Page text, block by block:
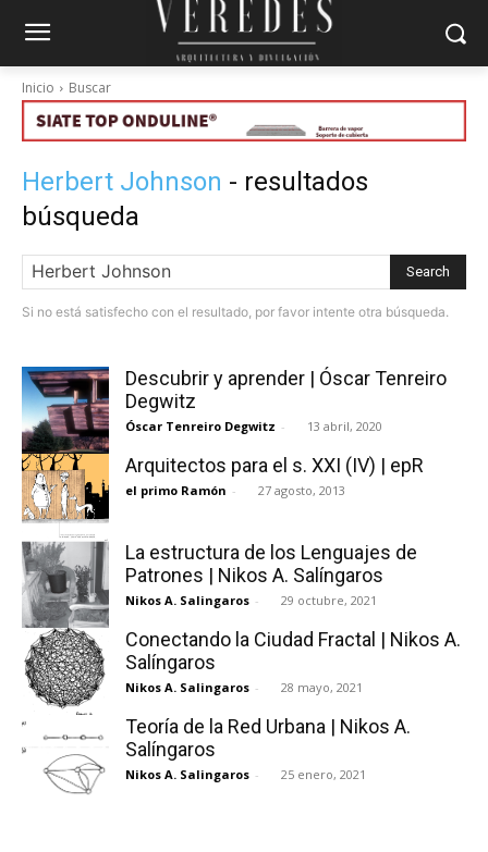
Inicio Buscar
Herbert Johnson - resultados
búsqueda
Search
Si no está satisfecho con el resultado, por favor intente otra búsqueda.
Descubrir y aprender | Óscar Tenreiro
Degwitz
Óscar Tenreiro Degwitz - 13 abril, 2020
Arquitectos para el s. XXI (IV) | epR
el primo Ramón - 27 agosto, 2013
La estructura de los Lenguajes de
Patrones | Nikos A. Salíngaros
Nikos A. Salingaros - 29 octubre, 2021
Conectando la Ciudad Fractal | Nikos A.
Salíngaros
Nikos A. Salingaros - 28 mayo, 2021
Teoría de la Red Urbana | Nikos A.
Salíngaros
Nikos A. Salingaros - 25 enero, 2021